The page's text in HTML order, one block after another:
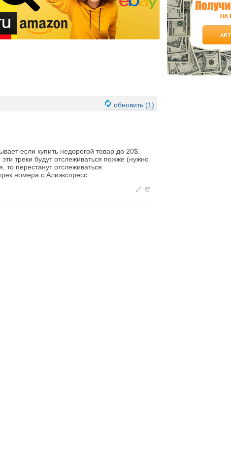
обновить (1)
если купить недорогой товар до 20$.
треки будут отслеживаться пожже (нужно
перестанут отслеживаться.
номера с Алиэкспресс: